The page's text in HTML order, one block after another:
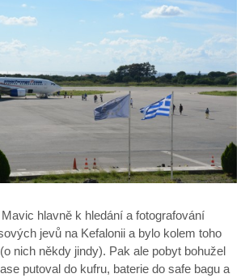
hlavně k hledání a fotografování
jevů na Kefalonii a bylo kolem toho
nich někdy jindy). Pak ale pobyt bohužel
putoval do kufru, baterie do safe bagu a